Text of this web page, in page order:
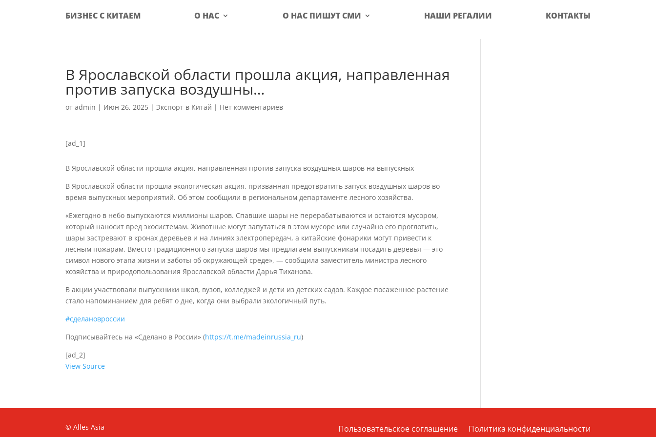
БИЗНЕС С КИТАЕМ О НАС О НАС ПИШУТ СМИ НАШИ РЕГАЛИИ КОНТАКТЫ
‍В Ярославской области прошла акция, направленная
против запуска воздушны…
отadmin | Июн 26, 2025 |Экспорт в Китай | Нет комментариев
[ad_1]
В Ярославской области прошла акция, направленная против запуска воздушных шаров на выпускных
В Ярославской области прошла экологическая акция, призванная предотвратить запуск воздушных шаров во
время выпускных мероприятий. Об этом сообщили в региональном департаменте лесного хозяйства.
«Ежегодно в небо выпускаются миллионы шаров. Спавшие шары не перерабатываются и остаются мусором,
который наносит вред экосистемам. Животные могут запутаться в этом мусоре или случайно его проглотить,
шары застревают в кронах деревьев и на линиях электропередач, а китайские фонарики могут привести к
лесным пожарам. Вместо традиционного запуска шаров мы предлагаем выпускникам посадить деревья — это
символ нового этапа жизни и заботы об окружающей среде», — сообщила заместитель министра лесного
хозяйства и природопользования Ярославской области Дарья Тиханова.
В акции участвовали выпускники школ, вузов, колледжей и дети из детских садов. Каждое посаженное растение
стало напоминанием для ребят о дне, когда они выбрали экологичный путь.
#сделановроссии
Подписывайтесь на «Сделано в России» (https://t.me/madeinrussia_ru)
[ad_2]
View Source
© Alles Asia Пользовательское соглашение Политика конфиденциальности